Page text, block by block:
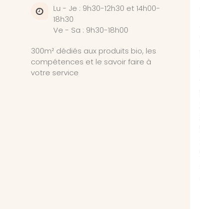
Lu - Je : 9h30-12h30 et 14h00-
18h30
Ve - Sa : 9h30-18h00
300m² dédiés aux produits bio, les
compétences et le savoir faire à
votre service